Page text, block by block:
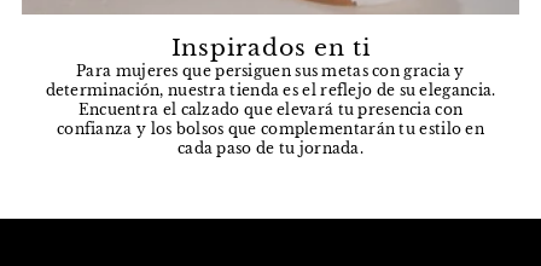
Inspirados en ti
Para mujeres que persiguen sus metas con gracia y
determinación, nuestra tienda es el reflejo de su elegancia.
Encuentra el calzado que elevará tu presencia con
confianza y los bolsos que complementarán tu estilo en
cada paso de tu jornada.